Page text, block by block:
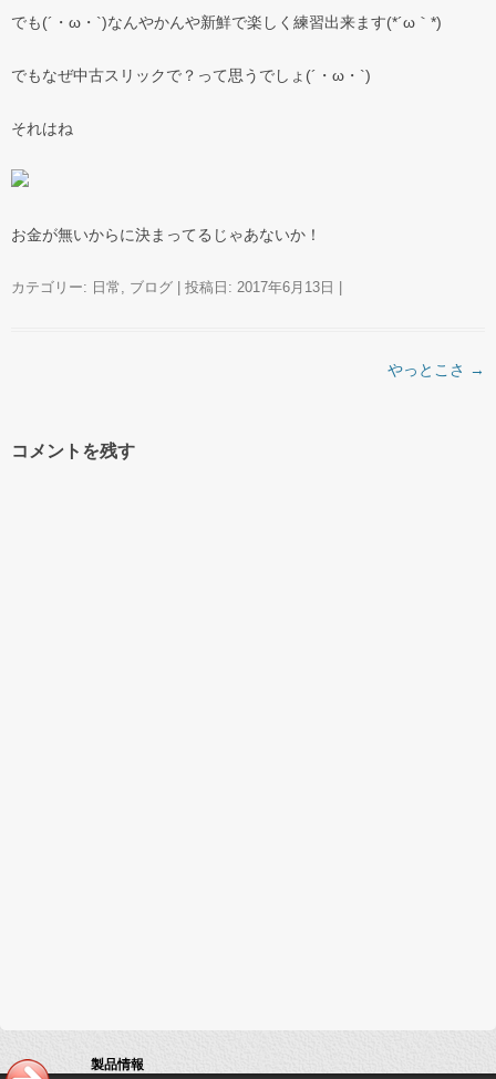
でも(´・ω・`)なんやかんや新鮮で楽しく練習出来ます(*´ω｀*)
でもなぜ中古スリックで？って思うでしょ(´・ω・`)
それはね
お金が無いからに決まってるじゃあないか！
カテゴリー: 日常, ブログ| 投稿日: 2017年6月13日
やっとこさ →
コメントを残す
製品情報